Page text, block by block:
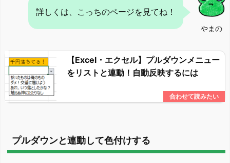
やまの
詳しくは、こっちのページを見てね！
【Excel・エクセル】プルダウンメニュー
をリストと連動！自動反映するには
プルダウンと連動して色付けする